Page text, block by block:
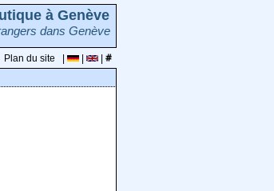
à Genève
dans Genève
Plan du site